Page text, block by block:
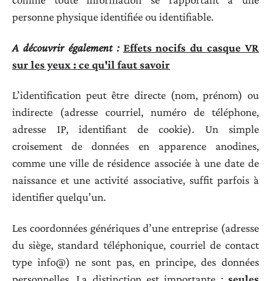
personne physique identifiée ou identifiable.
A découvrir également : Effets nocifs du casque VR
sur les yeux : ce qu'il faut savoir
L’identification peut être directe (nom, prénom) ou
indirecte (adresse courriel, numéro de téléphone,
adresse IP, identifiant de cookie). Un simple
croisement de données en apparence anodines,
comme une ville de résidence associée à une date de
naissance et une activité associative, suffit parfois à
identifier quelqu’un.
Les coordonnées génériques d’une entreprise (adresse
du siège, standard téléphonique, courriel de contact
type info@) ne sont pas, en principe, des données